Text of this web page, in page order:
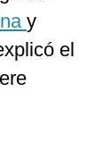
y
el